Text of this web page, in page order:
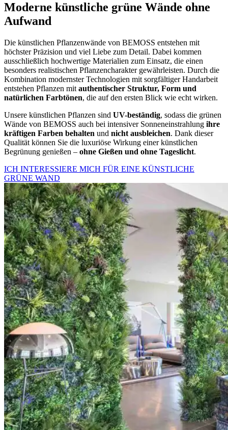
Moderne künstliche grüne Wände ohne
Aufwand
Die künstlichen Pflanzenwände von BEMOSS entstehen mit
höchster Präzision und viel Liebe zum Detail. Dabei kommen
ausschließlich hochwertige Materialien zum Einsatz, die einen
besonders realistischen Pflanzencharakter gewährleisten. Durch die
Kombination modernster Technologien mit sorgfältiger Handarbeit
entstehen Pflanzen mit authentischer Struktur, Form und
natürlichen Farbtönen, die auf den ersten Blick wie echt wirken.
Unsere künstlichen Pflanzen sind UV-beständig, sodass die grünen
Wände von BEMOSS auch bei intensiver Sonneneinstrahlung ihre
kräftigen Farben behalten und nicht ausbleichen. Dank dieser
Qualität können Sie die luxuriöse Wirkung einer künstlichen
Begrünung genießen – ohne Gießen und ohne Tageslicht.
ICH INTERESSIERE MICH FÜR EINE KÜNSTLICHE
GRÜNE WAND